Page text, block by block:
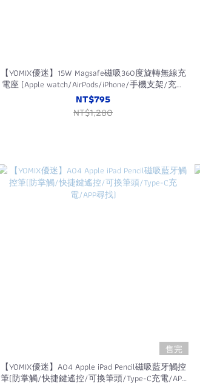
【YOMIX優迷】15W Magsafe磁吸360度旋轉無線充
電座 (Apple watch/AirPods/iPhone/手機支架/充電
器)
NT$795
NT$1,280
售完
【YOMIX優迷】A04 Apple iPad Pencil磁吸藍牙觸控
筆(防掌觸/快捷鍵遙控/可換筆頭/Type-C充電/APP